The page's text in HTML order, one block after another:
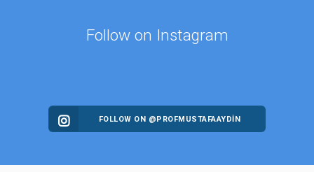
Follow on Instagram
FOLLOW ON @PROFMUSTAFAAYDIN